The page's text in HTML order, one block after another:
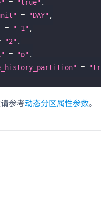
= "true" ,
= "DAY" ,
= "-1" ,
"2" ,
= "p" ,
=
参考动态分区属性参数。